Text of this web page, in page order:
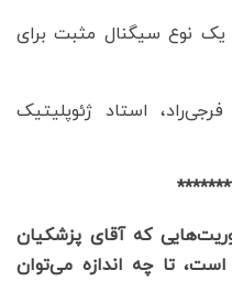
یک نوع سیگنال مثبت برای
استاد ژئوپلیتیک
که آقای پزشکیان
است، تا چه اندازه می‌توان